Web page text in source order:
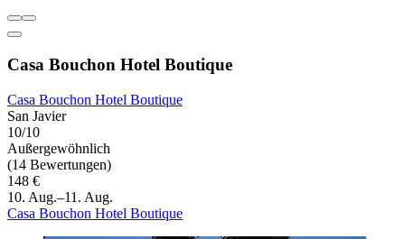
Casa Bouchon Hotel Boutique
Casa Bouchon Hotel Boutique
San Javier
10/10
Außergewöhnlich
(14 Bewertungen)
148 €
10. Aug.–11. Aug.
Casa Bouchon Hotel Boutique